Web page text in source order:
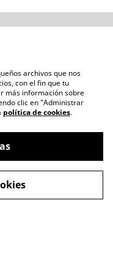
Blogs
archivos que nos
con el fin que tu
más información sobre
clic en "Administrar
política de cookies.